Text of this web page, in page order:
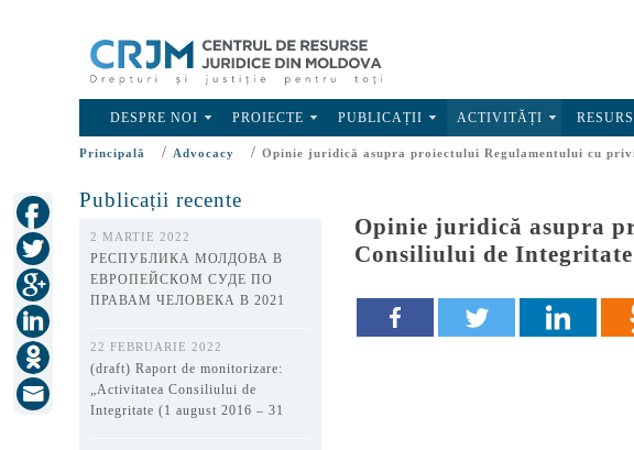
DESPRE NOI PROIECTE PUBLICAȚII ACTIVITĂȚI
Principală / Advocacy / Opinie juridică asupra proiectului Regulamentului cu
Publicații recente
2 MARTIE 2022
РЕСПУБЛИКА МОЛДОВА В
ЕВРОПЕЙСКОМ СУДЕ ПО
ПРАВАМ ЧЕЛОВЕКА В 2021
22 FEBRUARIE 2022
(draft) Raport de monitorizare:
„Activitatea Consiliului de
Integritate (1 august 2016 – 31
Opinie juridică asupra
Consiliului de Integritate